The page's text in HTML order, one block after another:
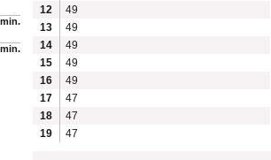
12
49
13
49
14
49
15
49
16
49
17
47
18
47
19
47